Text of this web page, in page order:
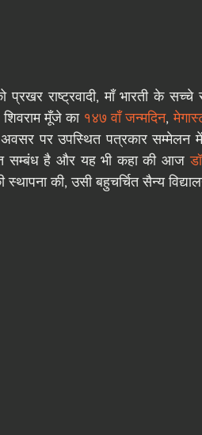
शिवराम मूँजे का १४७ वाँ जन्मदिन,
पर उपस्थित पत्रकार सम्मेलन
सम्बंध है और यह भी कहा की आज
स्थापना की, उसी बहुचर्चित सैन्य